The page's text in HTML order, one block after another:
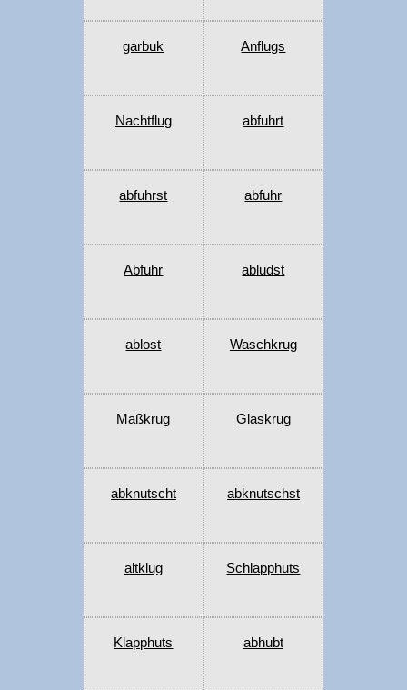
garbuk Anflugs
Nachtflug abfuhrt
abfuhrst abfuhr
Abfuhr abludst
ablost Waschkrug
Maßkrug Glaskrug
abknutscht abknutschst
altklug Schlapphuts
Klapphuts abhubt